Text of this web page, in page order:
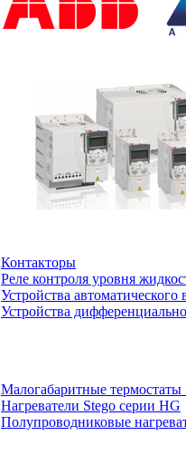
Контакторы
Реле контроля уровня
Устройства автоматического
Устройства
Малогабаритные термостаты
Нагреватели Stego серии HG
Полупроводниковые